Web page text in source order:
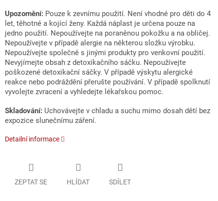
Upozornění: Pouze k zevnímu použití. Není vhodné pro děti do 4
let, těhotné a kojící ženy. Každá náplast je určena pouze na
jedno použití. Nepoužívejte na poraněnou pokožku a na obličej.
Nepoužívejte v případě alergie na některou složku výrobku.
Nepoužívejte společně s jinými produkty pro venkovní použití.
Nevyjímejte obsah z detoxikačního sáčku. Nepoužívejte
poškozené detoxikační sáčky. V případě výskytu alergické
reakce nebo podráždění přerušte používání. V případě spolknutí
vyvolejte zvracení a vyhledejte lékařskou pomoc.
Skladování: Uchovávejte v chladu a suchu mimo dosah dětí bez
expozice slunečnímu záření.
Detailní informace
ZEPTAT SE HLÍDAT SDÍLET